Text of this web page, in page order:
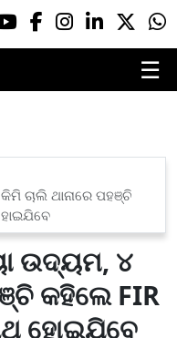
☰
ଚାଲି ଥାନାରେ ପହଞ୍ଚି
ଉଦ୍ୟମ, ୪
କହିଲେ FIR
ହୋଇଯିବେ